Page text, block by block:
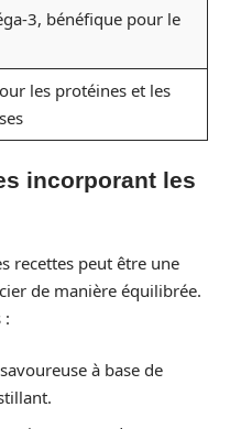
3, bénéfique pour le
les protéines et les
incorporant les
recettes peut être une
de manière équilibrée.
:
à base de